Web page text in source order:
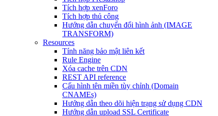
Tích hợp xenForo
Tích hợp thủ công
Hướng dẫn chuyển đổi hình ảnh (IMAGE
TRANSFORM)
Resources
Tính năng bảo mật liên kết
Rule Engine
Xóa cache trên CDN
REST API reference
Cấu hình tên miền tùy chỉnh (Domain
CNAMEs)
Hướng dẫn theo dõi hiện trạng sử dụng CDN
Hướng dẫn upload SSL Certificate